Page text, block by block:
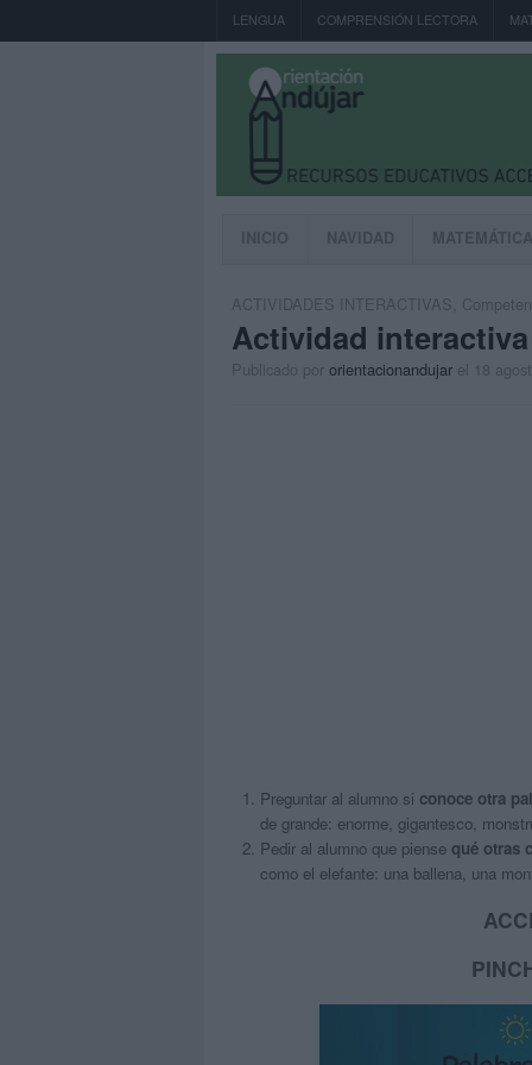
LENGUA COMPRENSIÓN LECTORA
INICIO NAVIDAD
ACTIVIDADES INTERACTIVAS
Actividad
Publicado por orientacionandujar el 18
Preguntar al alumno si conoce otra
de grande: enorme, gigantesco,
Pedir al alumno que piensequé otras
como el elefante: una ballena, una